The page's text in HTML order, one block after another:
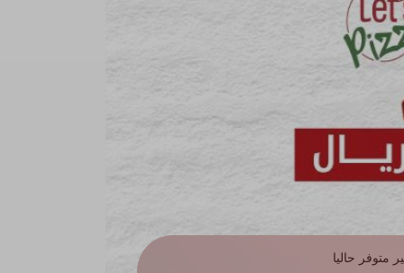
متوفر حاليا